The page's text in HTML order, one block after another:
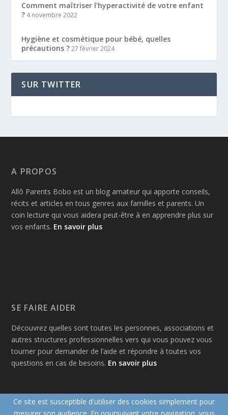
Comment maîtriser l’hyperactivité de votre enfant
? 4 novembre 2022
Hygiène et cosmétique pour bébé, quelles
précautions ?27 février 2024
SUR TWITTER
A PROPOS
Allô Parents Bobo est un blog amateur qui apporte conseils,
récits et articles en tous genres aux familles et parents. Un
coin lecture qui vous aidera peut-être à en apprendre plus sur
vos enfants. En savoir plus
SE FAIRE AIDER
Découvrez quelles sont toutes les personnes, associations et
autres structures professionnelles vers qui vous pouvez vous
tourner pour demander de l’aide et répondre à toutes vos
questions en cas de besoins. En savoir plus
Ce site est susceptible d'utiliser des cookies simplement pour